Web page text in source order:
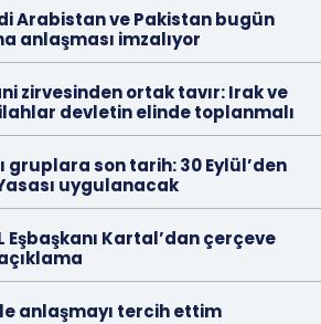
Arabistan ve Pakistan bugün
anlaşması imzalıyor
zirvesinden ortak tavır: Irak ve
devletin elinde toplanmalı
gruplara son tarih: 30 Eylül’den
uygulanacak
Eşbaşkanı Kartal’dan çerçeve
anlaşmayı tercih ettim